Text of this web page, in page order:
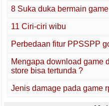
8 Suka duka bermain
11 Ciri-ciri wibu
Perbedaan fitur PPSSPP
Mengapa download game
store bisa tertunda ?
Jenis damage pada game